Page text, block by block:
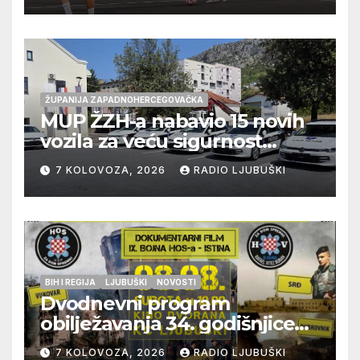
večeras počinje četvrtfinale
juniora
ŽUPANIJA ZAPADNOHERCEGOVAČKA
MUP ŽZH-a nabavio 15 novih
vozila za veću sigurnost
građana i učinkovitiji rad
policije
7 KOLOVOZA, 2026 RADIO LJUBUŠKI
BIH I REGIJA LJUBUŠKI NOVOSTI
Dvodnevni program
obilježavanja 34. godišnjice
pogibije generala Blaža
7 KOLOVOZA, 2026 RADIO LJUBUŠKI